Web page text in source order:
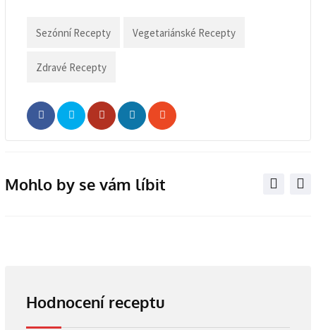
Sezónní Recepty Vegetariánské Recepty
Zdravé Recepty
WhatsappShare
Print
Mohlo by se vám líbit
Hodnocení receptu